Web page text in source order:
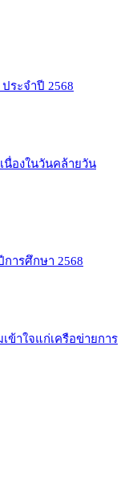
ระจำปี 2568
องในวันคล้ายวัน
ารศึกษา 2568
ข้าใจแก่เครือข่ายการ